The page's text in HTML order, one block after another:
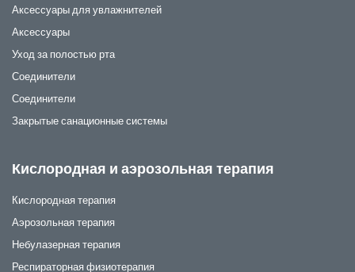
Аксессуары для увлажнителей
Аксессуары
Уход за полостью рта
Соединители
Соединители
Закрытые санационные системы
Кислородная и аэрозольная терапия
Кислородная терапия
Аэрозольная терапия
Небулазерная терапия
Респираторная физиотерапия